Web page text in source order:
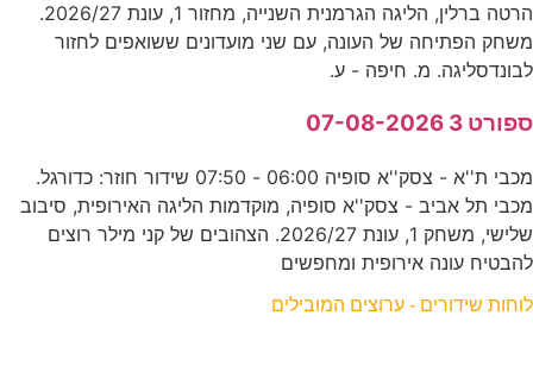
הרטה ברלין, הליגה הגרמנית השנייה, מחזור 1, עונת 2026/27.
משחק הפתיחה של העונה, עם שני מועדונים ששואפים לחזור
לבונדסליגה. מ. חיפה - ע.
ספורט 3 07-08-2026
מכבי ת''א - צסק''א סופיה 06:00 - 07:50 שידור חוזר: כדורגל.
מכבי תל אביב - צסק''א סופיה, מוקדמות הליגה האירופית, סיבוב
שלישי, משחק 1, עונת 2026/27. הצהובים של קני מילר רוצים
להבטיח עונה אירופית ומחפשים
לוחות שידורים - ערוצים המובילים